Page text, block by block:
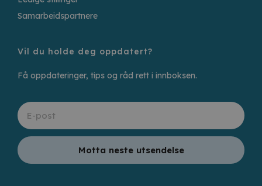
Samarbeidspartnere
Vil du holde deg oppdatert?
Få oppdateringer, tips og råd rett i innboksen.
Motta neste utsendelse